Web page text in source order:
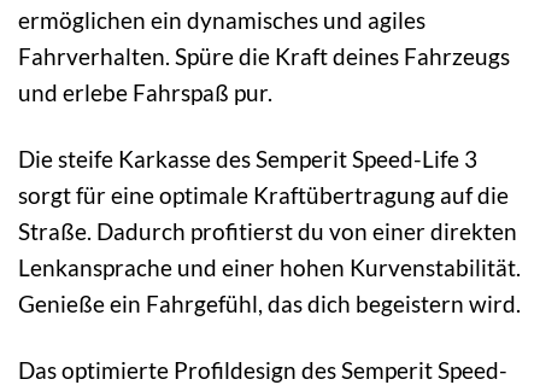
ermöglichen ein dynamisches und agiles
Fahrverhalten. Spüre die Kraft deines Fahrzeugs
und erlebe Fahrspaß pur.
Die steife Karkasse des Semperit Speed-Life 3
sorgt für eine optimale Kraftübertragung auf die
Straße. Dadurch profitierst du von einer direkten
Lenkansprache und einer hohen Kurvenstabilität.
Genieße ein Fahrgefühl, das dich begeistern wird.
Das optimierte Profildesign des Semperit Speed-